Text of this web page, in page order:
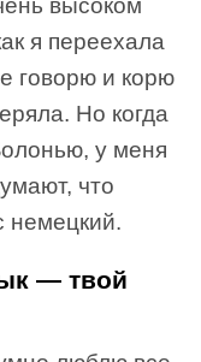
высоком
я переехала
говорю и корю
Но когда
у меня
что
немецкий.
— твой